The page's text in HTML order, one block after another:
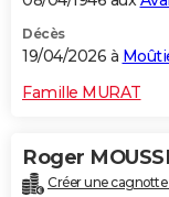
Décès
19/04/2026 à
Famille MURAT
Roger
Créer une cagnotte